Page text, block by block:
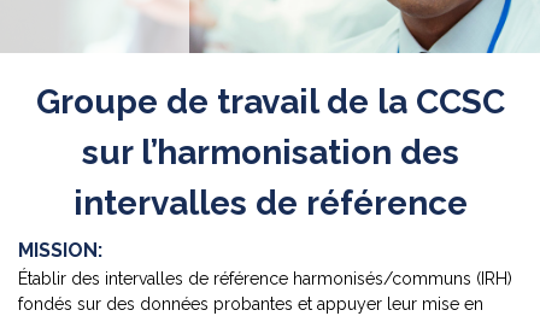
Groupe de travail de la CCSC
sur l’harmonisation des
intervalles de référence
MISSION:
Établir des intervalles de référence harmonisés/communs (IRH)
fondés sur des données probantes et appuyer leur mise en